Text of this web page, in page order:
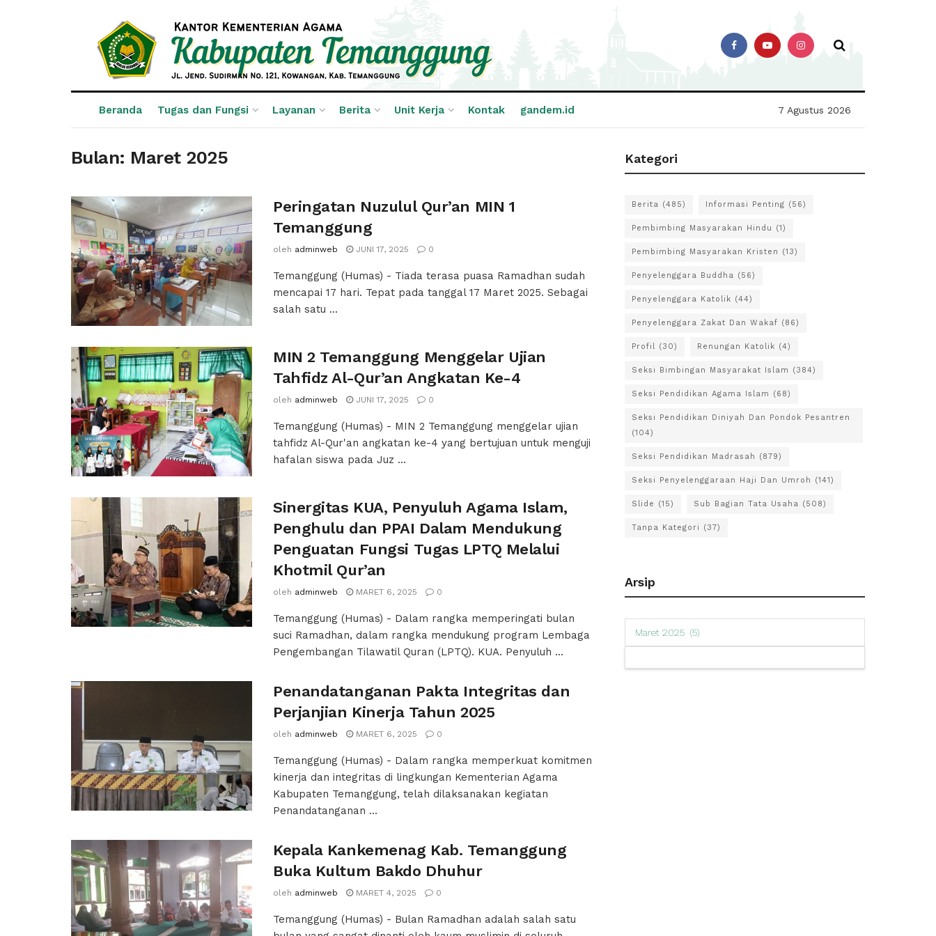
Beranda Tugas dan Fungsi Layanan Berita Unit Kerja Kontak gandem.id 7 Agustus 2026
Bulan: Maret 2025
Peringatan Nuzulul Qur’an MIN 1
Temanggung
oleh adminweb JUNI 17, 2025 0
Temanggung (Humas) - Tiada terasa puasa Ramadhan sudah
mencapai 17 hari. Tepat pada tanggal 17 Maret 2025. Sebagai
salah satu ...
MIN 2 Temanggung Menggelar Ujian
Tahfidz Al-Qur’an Angkatan Ke-4
oleh adminweb JUNI 17, 2025 0
Temanggung (Humas) - MIN 2 Temanggung menggelar ujian
tahfidz Al-Qur'an angkatan ke-4 yang bertujuan untuk menguji
hafalan siswa pada Juz ...
Sinergitas KUA, Penyuluh Agama Islam,
Penghulu dan PPAI Dalam Mendukung
Penguatan Fungsi Tugas LPTQ Melalui
Khotmil Qur’an
oleh adminweb MARET 6, 2025 0
Temanggung (Humas) - Dalam rangka memperingati bulan
suci Ramadhan, dalam rangka mendukung program Lembaga
Pengembangan Tilawatil Quran (LPTQ). KUA. Penyuluh ...
Penandatanganan Pakta Integritas dan
Perjanjian Kinerja Tahun 2025
oleh adminweb MARET 6, 2025 0
Temanggung (Humas) - Dalam rangka memperkuat komitmen
kinerja dan integritas di lingkungan Kementerian Agama
Kabupaten Temanggung, telah dilaksanakan kegiatan
Penandatanganan ...
Kepala Kankemenag Kab. Temanggung
Buka Kultum Bakdo Dhuhur
oleh adminweb MARET 4, 2025 0
Temanggung (Humas) - Bulan Ramadhan adalah salah satu
Kategori
Berita (485) Informasi Penting (56)
Pembimbing Masyarakan Hindu (1)
Pembimbing Masyarakan Kristen (13)
Penyelenggara Buddha (56)
Penyelenggara Katolik (44)
Penyelenggara Zakat Dan Wakaf (86)
Profil (30) Renungan Katolik (4)
Seksi Bimbingan Masyarakat Islam (384)
Seksi Pendidikan Agama Islam (68)
Seksi Pendidikan Diniyah Dan Pondok Pesantren
(104)
Seksi Pendidikan Madrasah (879)
Seksi Penyelenggaraan Haji Dan Umroh (141)
Slide (15) Sub Bagian Tata Usaha (508)
Tanpa Kategori (37)
Arsip
Maret 2025 (5)